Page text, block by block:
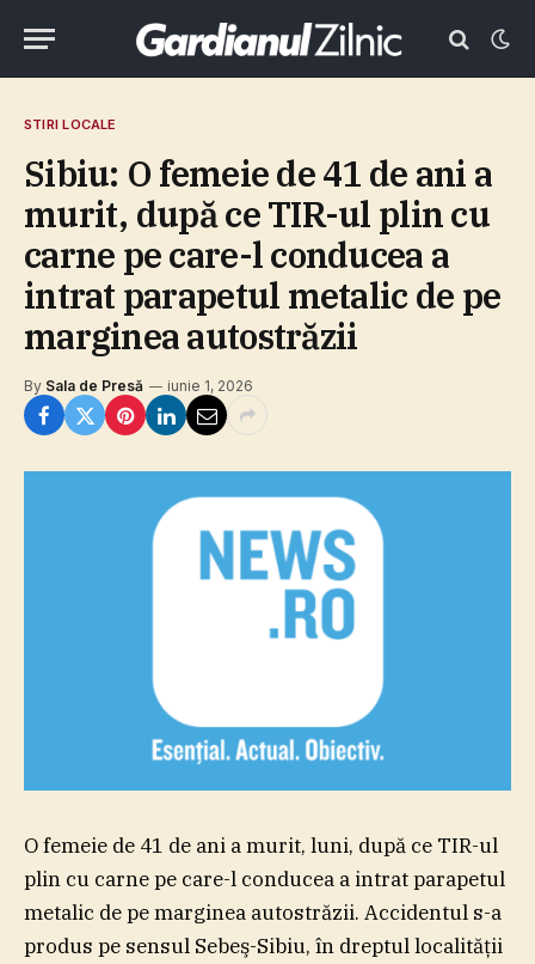
STIRI LOCALE
Sibiu: O femeie de 41 de ani a
murit, după ce TIR-ul plin cu
carne pe care-l conducea a
intrat parapetul metalic de pe
marginea autostrăzii
By Sala de Presă iunie 1, 2026
O femeie de 41 de ani a murit, luni, după ce TIR-ul
plin cu carne pe care-l conducea a intrat parapetul
metalic de pe marginea autostrăzii. Accidentul s-a
produs pe sensul Sebeş-Sibiu, în dreptul localităţii